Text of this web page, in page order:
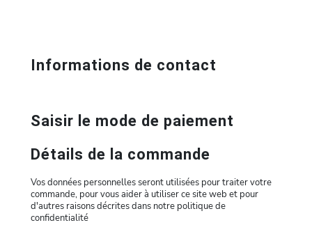
Informations de contact
Saisir le mode de paiement
Détails de la commande
Vos données personnelles seront utilisées pour traiter votre
commande, pour vous aider à utiliser ce site web et pour
d'autres raisons décrites dans notre politique de
confidentialité